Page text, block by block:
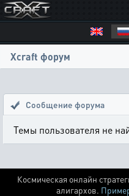
Xcraft форум
Сообщение форума
Темы пользователя не
Космическая онлайн
алигархов.